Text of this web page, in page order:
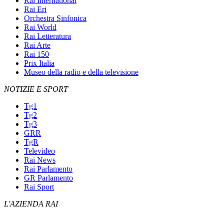
Rai Eri
Orchestra Sinfonica
Rai World
Rai Letteratura
Rai Arte
Rai 150
Prix Italia
Museo della radio e della televisione
NOTIZIE E SPORT
Tg1
Tg2
Tg3
GRR
TgR
Televideo
Rai News
Rai Parlamento
GR Parlamento
Rai Sport
L'AZIENDA RAI